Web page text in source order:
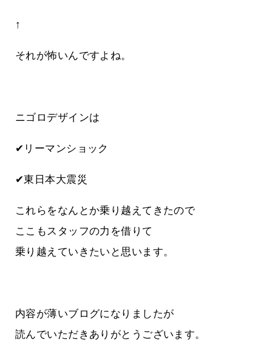
↑
それが怖いんですよね。
ニゴロデザインは
✔リーマンショック
✔東日本大震災
これらをなんとか乗り越えてきたので
ここもスタッフの力を借りて
乗り越えていきたいと思います。
内容が薄いブログになりましたが
読んでいただきありがとうございます。